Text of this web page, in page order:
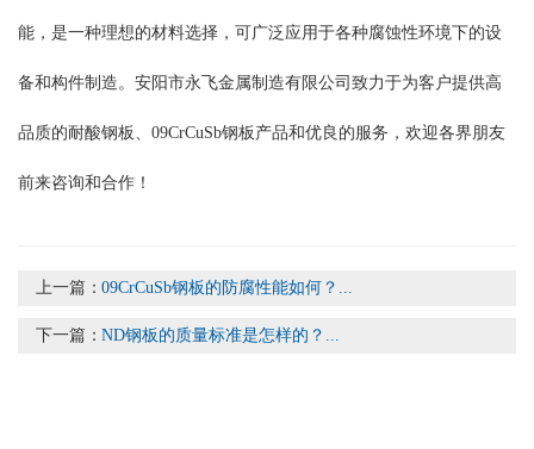
能，是一种理想的材料选择，可广泛应用于各种腐蚀性环境下的设
备和构件制造。安阳市永飞金属制造有限公司致力于为客户提供高
品质的耐酸钢板、09CrCuSb钢板产品和优良的服务，欢迎各界朋友
前来咨询和合作！
上一篇：09CrCuSb钢板的防腐性能如何？...
下一篇：ND钢板的质量标准是怎样的？...